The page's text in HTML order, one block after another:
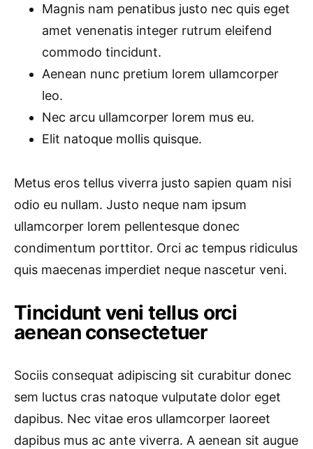
Magnis nam penatibus justo nec quis eget
amet venenatis integer rutrum eleifend
commodo tincidunt.
Aenean nunc pretium lorem ullamcorper
leo.
Nec arcu ullamcorper lorem mus eu.
Elit natoque mollis quisque.
Metus eros tellus viverra justo sapien quam nisi
odio eu nullam. Justo neque nam ipsum
ullamcorper lorem pellentesque donec
condimentum porttitor. Orci ac tempus ridiculus
quis maecenas imperdiet neque nascetur veni.
Tincidunt veni tellus orci
aenean consectetuer
Sociis consequat adipiscing sit curabitur donec
sem luctus cras natoque vulputate dolor eget
dapibus. Nec vitae eros ullamcorper laoreet
dapibus mus ac ante viverra. A aenean sit augue